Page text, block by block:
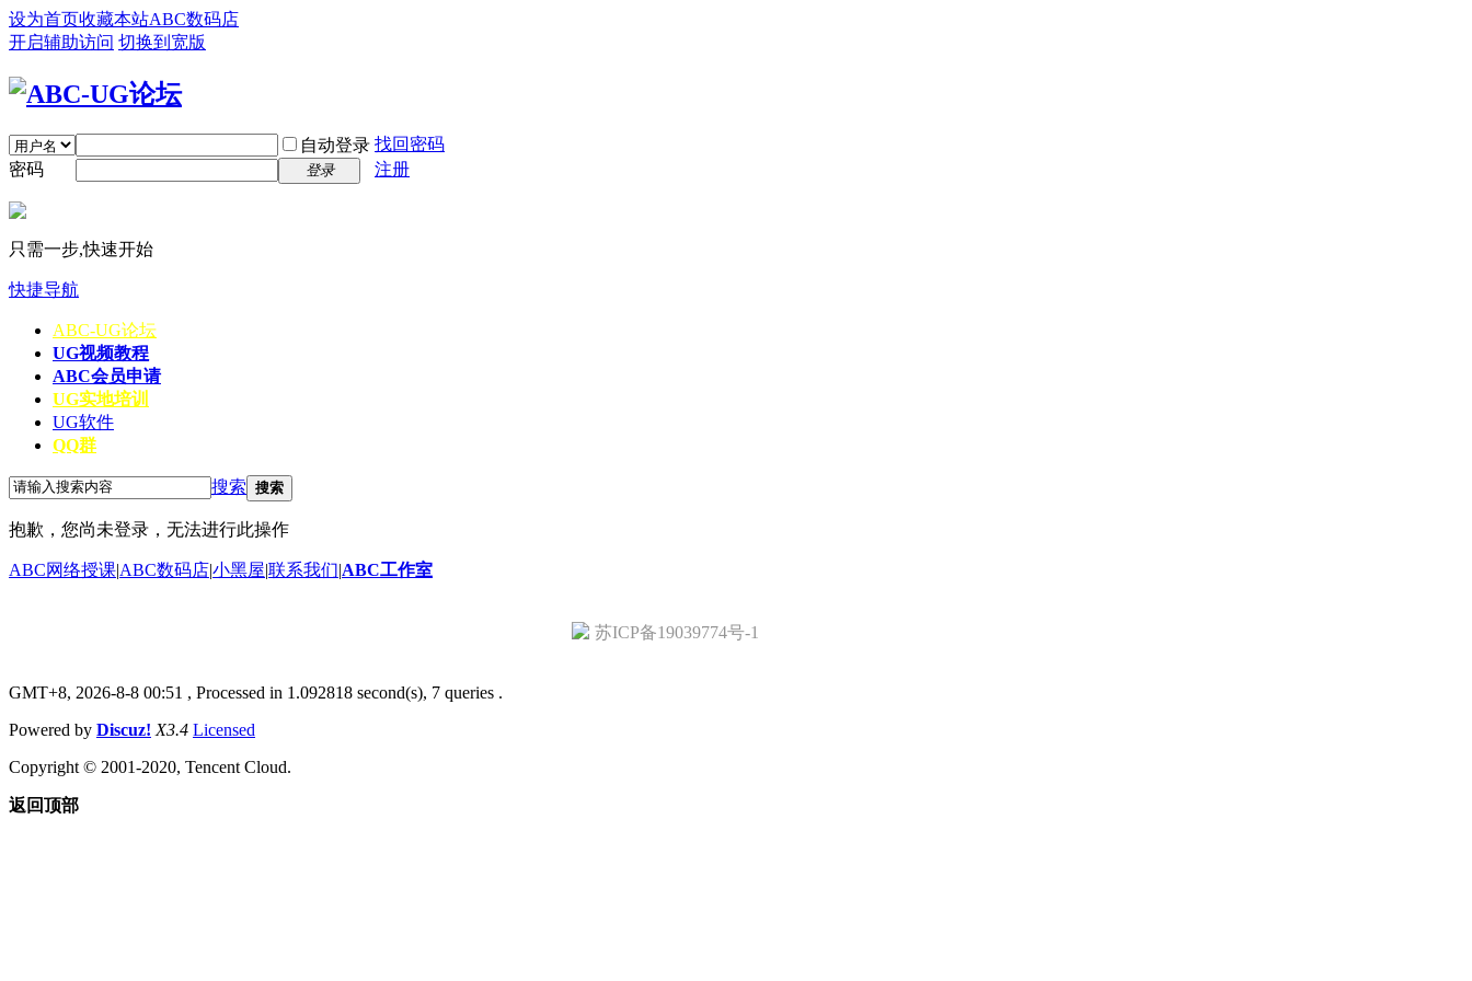
设为首页收藏本站ABC数码店
开启辅助访问 切换到宽版
自动登录 找回密码
密码
登录 注册
只需一步,快速开始
快捷导航
ABC-UG论坛
UG视频教程
ABC会员申请
UG实地培训
UG软件
QQ群
搜索 搜索
抱歉，您尚未登录，无法进行此操作
ABC网络授课|ABC数码店|小黑屋|联系我们|ABC工作室
苏ICP备19039774号-1
GMT+8, 2026-8-8 00:51 , Processed in 1.092818 second(s), 7 queries .
Powered by Discuz! X3.4 Licensed
Copyright © 2001-2020, Tencent Cloud.
返回顶部